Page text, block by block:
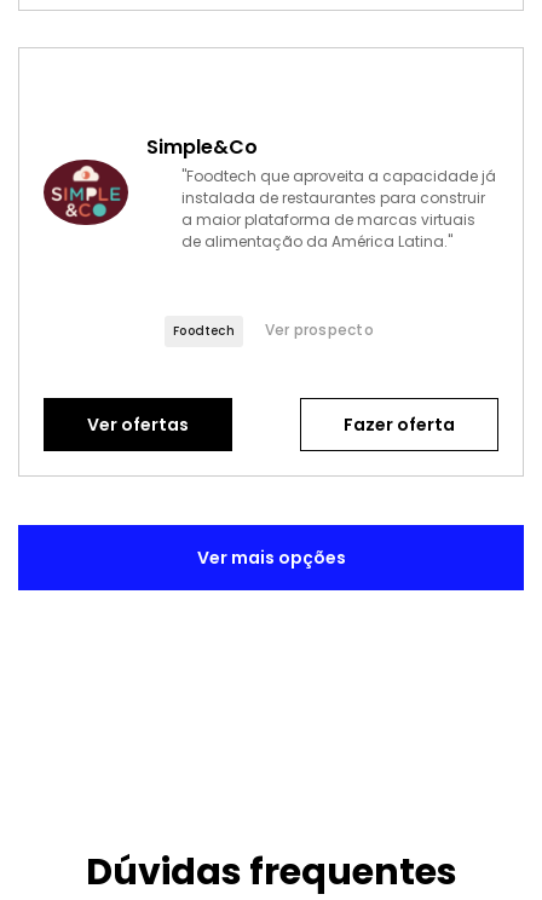
Simple&Co
"Foodtech que aproveita a capacidade já
instalada de restaurantes para construir
a maior plataforma de marcas virtuais
de alimentação da América Latina."
Foodtech Ver prospecto
Ver ofertas Fazer oferta
Ver mais opções
Dúvidas frequentes